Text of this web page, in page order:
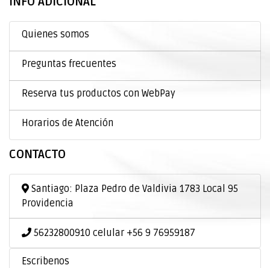
Quienes somos
Preguntas frecuentes
Reserva tus productos con WebPay
Horarios de Atención
CONTACTO
Santiago: Plaza Pedro de Valdivia 1783 Local 95
Providencia
56232800910 celular +56 9 76959187
Escribenos